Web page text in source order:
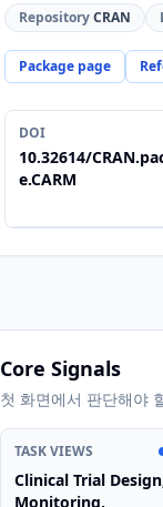
RepositoryCRAN
Package page
DOI
10.32614/
e.CARM
Core Signals
첫 화면에서 판단해야
TASK VIEWS
Clinical Trial
Monitoring,